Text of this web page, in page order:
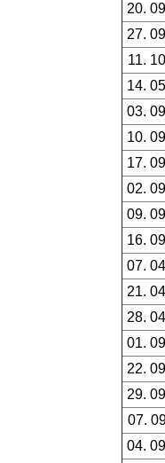
20.
27.
11.
14.
03.
10.
17.
02.
09.
16.
07.
21.
28.
01.
22.
29.
07.
04.